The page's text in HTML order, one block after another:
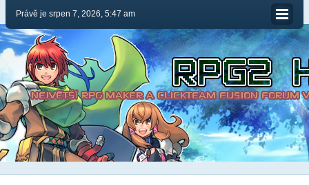
Právě je srpen 7, 2026, 5:47 am